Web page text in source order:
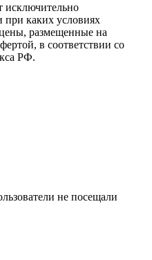
i
исключительно
каких условиях
размещенные на
в соответствии со
РФ.
не посещали